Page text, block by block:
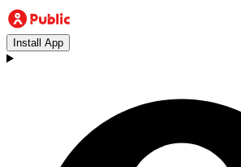
Install App